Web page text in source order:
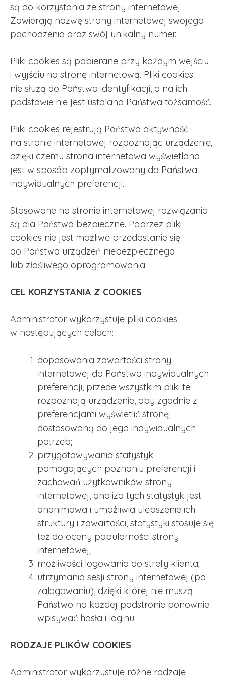
są do korzystania ze strony internetowej.
Zawierają nazwę strony internetowej swojego
pochodzenia oraz swój unikalny numer.
Pliki cookies są pobierane przy każdym wejściu
i wyjściu na stronę internetową. Pliki cookies
nie służą do Państwa identyfikacji, a na ich
podstawie nie jest ustalana Państwa tożsamość.
Pliki cookies rejestrują Państwa aktywność
na stronie internetowej rozpoznając urządzenie,
dzięki czemu strona internetowa wyświetlana
jest w sposób zoptymalizowany do Państwa
indywidualnych preferencji.
Stosowane na stronie internetowej rozwiązania
są dla Państwa bezpieczne. Poprzez pliki
cookies nie jest możliwe przedostanie się
do Państwa urządzeń niebezpiecznego
lub złośliwego oprogramowania.
CEL KORZYSTANIA Z COOKIES
Administrator wykorzystuje pliki cookies
w następujących celach:
dopasowania zawartości strony
internetowej do Państwa indywidualnych
preferencji, przede wszystkim pliki te
rozpoznają urządzenie, aby zgodnie z
preferencjami wyświetlić stronę,
dostosowaną do jego indywidualnych
potrzeb;
przygotowywania statystyk
pomagających poznaniu preferencji i
zachowań użytkowników strony
internetowej, analiza tych statystyk jest
anonimowa i umożliwia ulepszenie ich
struktury i zawartości, statystyki stosuje się
też do oceny popularności strony
internetowej;
możliwości logowania do strefy klienta;
utrzymania sesji strony internetowej (po
zalogowaniu), dzięki której nie muszą
Państwo na każdej podstronie ponownie
wpisywać hasła i loginu.
RODZAJE PLIKÓW COOKIES
Administrator wykorzystuje różne rodzaje